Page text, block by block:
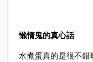
懶惰鬼的真心話
水煮蛋真的是很不